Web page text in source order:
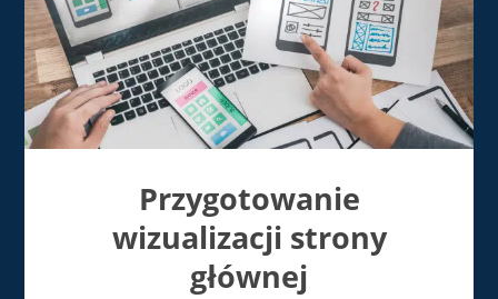
Przygotowanie
wizualizacji strony
głównej